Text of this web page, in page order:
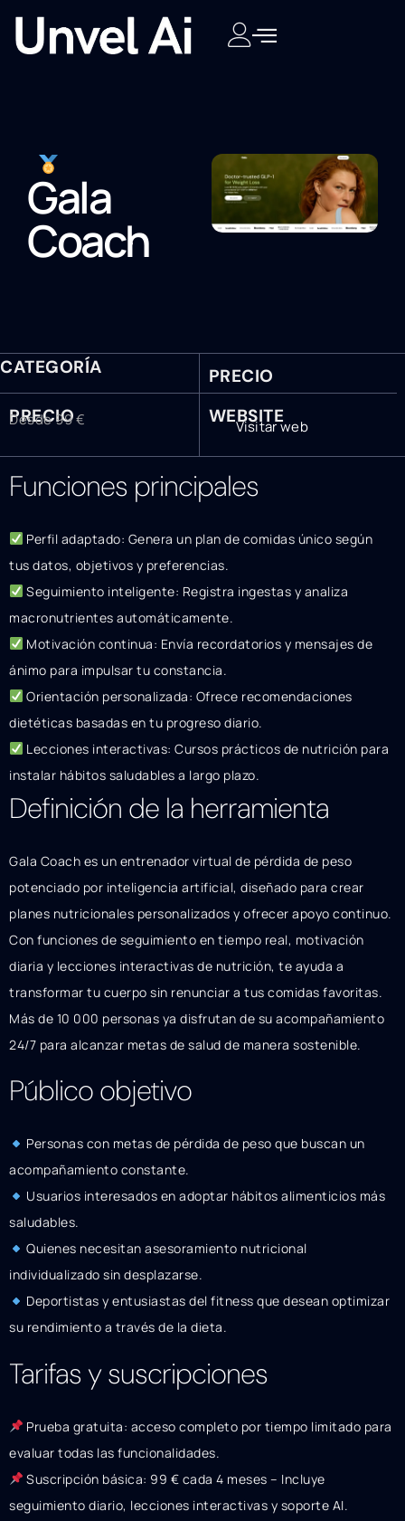
Gala
Coach
CATEGORÍA
PRECIO
PRECIO
Desde 99 € WEBSITE
Visitar web
Funciones principales
Perfil adaptado: Genera un plan de comidas único según
tus datos, objetivos y preferencias.
Seguimiento inteligente: Registra ingestas y analiza
macronutrientes automáticamente.
Motivación continua: Envía recordatorios y mensajes de
ánimo para impulsar tu constancia.
Orientación personalizada: Ofrece recomendaciones
dietéticas basadas en tu progreso diario.
Lecciones interactivas: Cursos prácticos de nutrición para
instalar hábitos saludables a largo plazo.
Definición de la herramienta
Gala Coach es un entrenador virtual de pérdida de peso
potenciado por inteligencia artificial, diseñado para crear
planes nutricionales personalizados y ofrecer apoyo continuo.
Con funciones de seguimiento en tiempo real, motivación
diaria y lecciones interactivas de nutrición, te ayuda a
transformar tu cuerpo sin renunciar a tus comidas favoritas.
Más de 10 000 personas ya disfrutan de su acompañamiento
24/7 para alcanzar metas de salud de manera sostenible.
Público objetivo
Personas con metas de pérdida de peso que buscan un
acompañamiento constante.
Usuarios interesados en adoptar hábitos alimenticios más
saludables.
Quienes necesitan asesoramiento nutricional
individualizado sin desplazarse.
Deportistas y entusiastas del fitness que desean optimizar
su rendimiento a través de la dieta.
Tarifas y suscripciones
Prueba gratuita: acceso completo por tiempo limitado para
evaluar todas las funcionalidades.
Suscripción básica: 99 € cada 4 meses – Incluye
seguimiento diario, lecciones interactivas y soporte AI.